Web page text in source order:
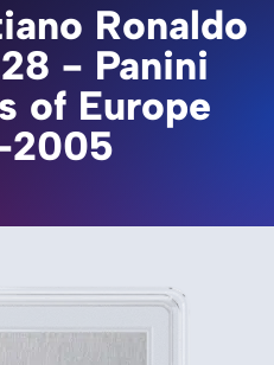
Ronaldo
- Panini
of Europe
2005